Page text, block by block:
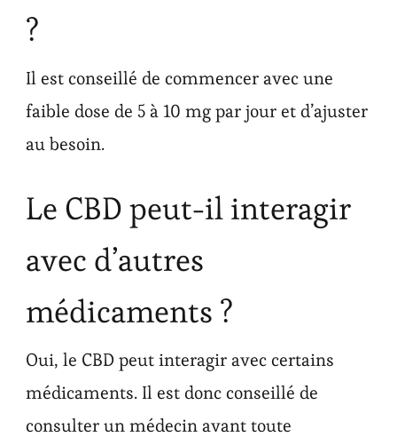
?
Il est conseillé de commencer avec une
faible dose de 5 à 10 mg par jour et d’ajuster
au besoin.
Le CBD peut-il interagir
avec d’autres
médicaments ?
Oui, le CBD peut interagir avec certains
médicaments. Il est donc conseillé de
consulter un médecin avant toute